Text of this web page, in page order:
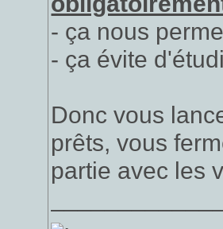
- ça nous
- ça évite
Donc vous
prêts, vous
partie avec les